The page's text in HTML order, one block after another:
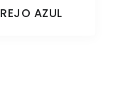
AZUL